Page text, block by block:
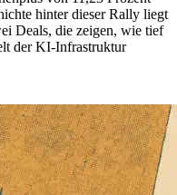
hinter dieser Rally liegt
Deals, die zeigen, wie tief
der KI-Infrastruktur